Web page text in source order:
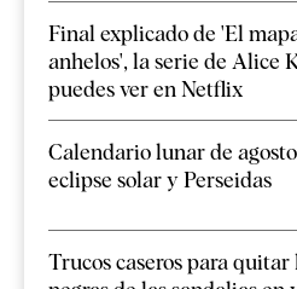
Final explicado de 'El
anhelos', la serie de Alice
puedes ver en Netflix
Calendario lunar de
eclipse solar y Perseidas
Trucos caseros para quitar